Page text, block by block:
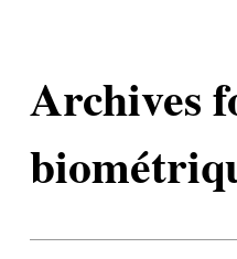
Archives